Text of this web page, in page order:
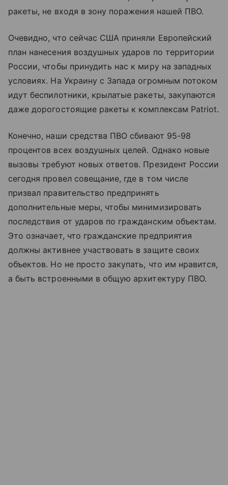
ракеты, не входя в зону поражения нашей ПВО.
Очевидно, что сейчас США приняли Европейский
план нанесения воздушных ударов по территории
России, чтобы принудить нас к миру на западных
условиях. На Украину с Запада огромным потоком
идут беспилотники, крылатые ракеты, закупаются
даже дорогостоящие ракеты к комплексам Patriot.
Конечно, наши средства ПВО сбивают 95-98
процентов всех воздушных целей. Однако новые
вызовы требуют новых ответов. Президент России
сегодня провел совещание, где в том числе
призвал правительство предпринять
дополнительные меры, чтобы минимизировать
последствия от ударов по гражданским объектам.
Это означает, что гражданские предприятия
должны активнее участвовать в защите своих
объектов. Но не просто закупать, что им нравится,
а быть встроенными в общую архитектуру ПВО.